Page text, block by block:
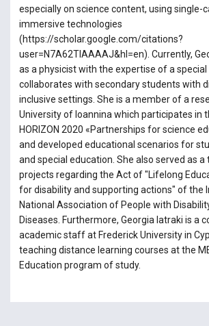
especially on science content, using single-
immersive technologies
(https://scholar.google.com/citations?
user=N7A62TIAAAAJ&hl=en). Currently,
as a physicist with the expertise of a
collaborates with secondary students with
inclusive settings. She is a member of a
University of Ioannina which participates in
HORIZON 2020 «Partnerships for science
and developed educational scenarios for
and special education. She also served as
projects regarding the Act of "Lifelong
for disability and supporting actions" of the
National Association of People with
Diseases. Furthermore, Georgia Iatraki is a
academic staff at Frederick University in
teaching distance learning courses at the
Education program of study.